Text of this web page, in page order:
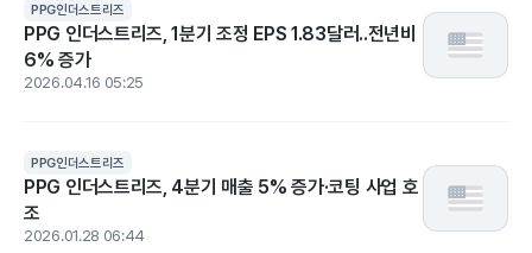
PPG인더스트리즈
PPG 인더스트리즈, 1분기 조정 EPS 1.83달러..전년비
6% 증가
2026.04.16 05:25
PPG인더스트리즈
PPG 인더스트리즈, 4분기 매출 5% 증가·코팅 사업 호
조
2026.01.28 06:44